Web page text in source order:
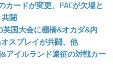
カードが変更、PACが欠場と
闘
英国大会に棚橋&オカダ&内
スプレイが共闘、他
アイルランド遠征の対戦カー